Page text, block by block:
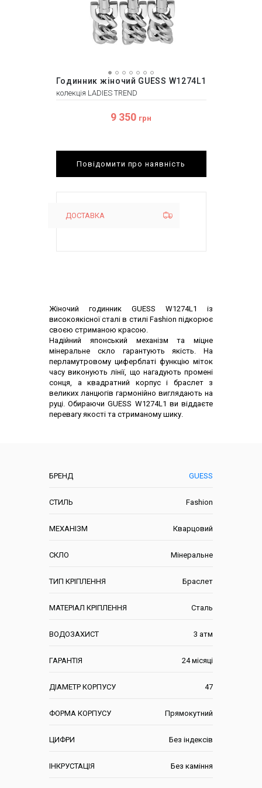
Годинник жіночий GUESS W1274L1
колекція LADIES TREND
9 350 грн
Повідомити про наявність
ДОСТАВКА
БРЕНД GUESS
СТИЛЬ Fashion
МЕХАНІЗМ Кварцовий
СКЛО Мінеральне
ТИП КРІПЛЕННЯ Браслет
МАТЕРІАЛ КРІПЛЕННЯ Сталь
ВОДОЗАХИСТ 3 атм
ГАРАНТІЯ 24 місяці
ДІАМЕТР КОРПУСУ 47
ФОРМА КОРПУСУ Прямокутний
ЦИФРИ Без індексів
ІНКРУСТАЦІЯ Без каміння
Жіночий годинник GUESS W1274L1 із
високоякісної сталі в стилі Fashion підкорює
своєю стриманою красою.
Надійний японський механізм та міцне
мінеральне скло гарантують якість. На
перламутровому циферблаті функцію міток
часу виконують лінії, що нагадують промені
сонця, а квадратний корпус і браслет з
великих ланцюгів гармонійно виглядають на
руці. Обираючи GUESS W1274L1 ви віддаєте
перевагу якості та стриманому шику.